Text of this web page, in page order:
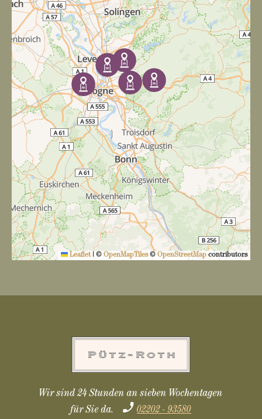
Leaflet | © OpenMapTiles© OpenStreetMap contributors
Wir sind 24 Stunden an sieben Wochentagen
für Sie da.
02202 - 93580